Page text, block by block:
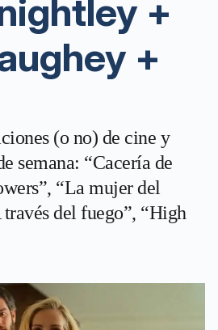
+
+
(o no) de cine y
semana: “Cacería de
“La mujer del
del fuego”, “High